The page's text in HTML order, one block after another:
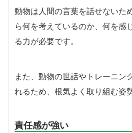
動物は人間の言葉を話せないた
ら何を考えているのか、何を感
る力が必要です。
また、動物の世話やトレーニン
れるため、根気よく取り組む姿
責任感が強い